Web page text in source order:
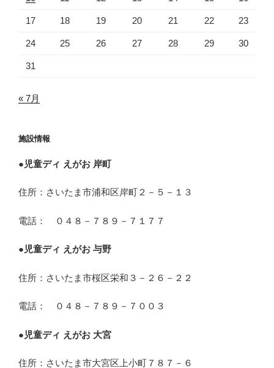
17 18 19 20 21 22 23
24 25 26 27 28 29 30
31
« 7月
施設情報
● 児童ディ えがお 岸町
住所：さいたま市浦和区岸町２－５－１３
電話： ０４８－７８９－７１７７
● 児童ディ えがお 与野
住所：さいたま市桜区栄和３－２６－２２
電話： ０４８－７８９－７００３
● 児童ディ えがお 大宮
住所：さいたま市大宮区上小町７８７－６